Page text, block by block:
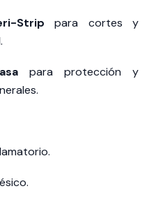
Strippara cortes y
para protección y